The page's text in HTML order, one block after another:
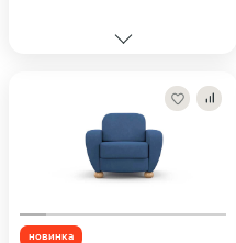
новинка